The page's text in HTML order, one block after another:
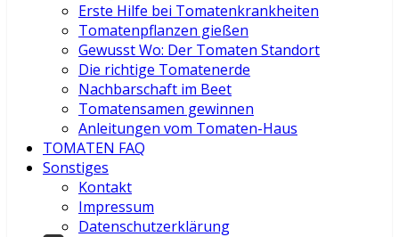
Erste Hilfe bei Tomatenkrankheiten
Tomatenpflanzen gießen
Gewusst Wo: Der Tomaten Standort
Die richtige Tomatenerde
Nachbarschaft im Beet
Tomatensamen gewinnen
Anleitungen vom Tomaten-Haus
TOMATEN FAQ
Sonstiges
Kontakt
Impressum
Datenschutzerklärung